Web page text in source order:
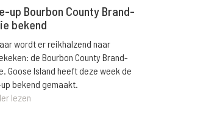
up Bourbon County Brand-
bekend
wordt er reikhalzend naar
de Bourbon County Brand-
Goose Island heeft deze week de
bekend gemaakt.
lezen